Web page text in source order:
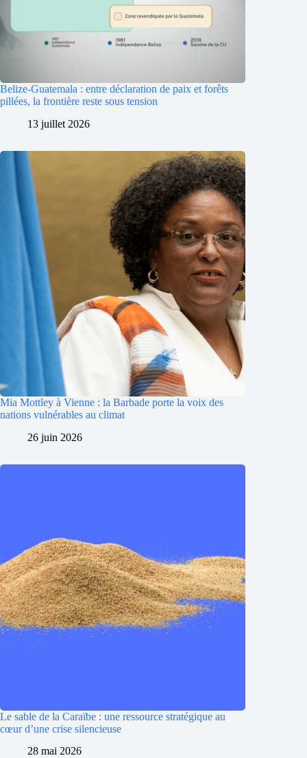
Belize-Guatemala : entre déclaration de paix et forêts
pillées, la frontière reste sous tension
13 juillet 2026
Mia Mottley à Vienne : la Barbade porte la voix des
nations vulnérables au climat
26 juin 2026
Le sable de la Caraïbe : une ressource stratégique au
cœur d’une crise silencieuse
28 mai 2026